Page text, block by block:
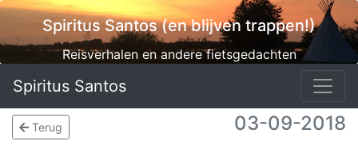
Spiritus Santos (en blijven trappen!)
Reisverhalen en andere fietsgedachten
Spiritus Santos
Terug 03-09-2018